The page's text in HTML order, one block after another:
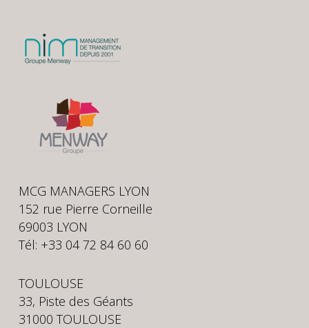
MCG MANAGERS LYON
152 rue Pierre Corneille
69003 LYON
Tél: +33 04 72 84 60 60
TOULOUSE
33, Piste des Géants
31000 TOULOUSE